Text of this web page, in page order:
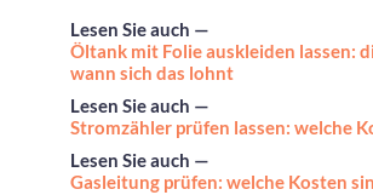
Lesen Sie auch —
Öltank mit Folie auskleiden lassen:
wann sich das lohnt
Lesen Sie auch —
Stromzähler prüfen lassen: welche
Lesen Sie auch —
Gasleitung prüfen: welche Kosten